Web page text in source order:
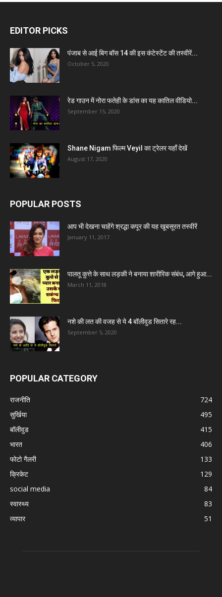
EDITOR PICKS
पंजाब से आई बिग बॉस 14 की इस कंटेस्टेंट की तस्वीरें...
October 5, 2020
रेड गाउन में नोरा फतेही के डांस का यह कातिल वीडियो...
September 15, 2020
Shane Nigam फिल्म Veyil का ट्रेलर यहाँ देखें
August 17, 2020
POPULAR POSTS
आप भी देखना चाहेंगे श्रद्धा कपूर की यह खूबसूरत तस्वीरें
January 11, 2017
पालतू कुत्ते के साथ लड़की ने बनाया शारीरिक संबंध, आगे हुआ...
March 11, 2018
नशे की लत की वजह से ये 4 बॉलीवुड सितारे रह...
September 5, 2020
POPULAR CATEGORY
राजनीति
724
सुर्खिया
495
बॉलीवुड
415
भारत
406
फोटो गैलरी
133
क्रिकेट
129
social media
84
स्वास्थ्य
83
व्यापार
51